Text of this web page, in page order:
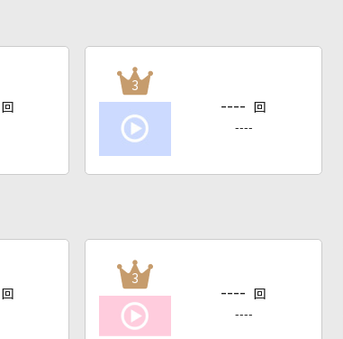
回
3
---- 回
----
回
3
---- 回
----